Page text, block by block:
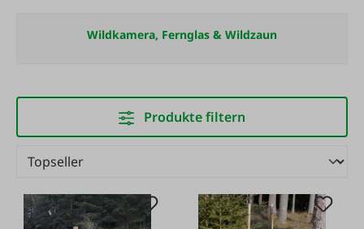
Wildkamera, Fernglas & Wildzaun
Produkte filtern